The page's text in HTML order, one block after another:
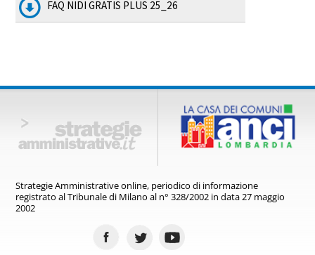
FAQ NIDI GRATIS PLUS 25_26
Strategie Amministrative online, periodico di informazione
registratoal Tribunale di Milano al n° 328/2002 in data 27 maggio
2002